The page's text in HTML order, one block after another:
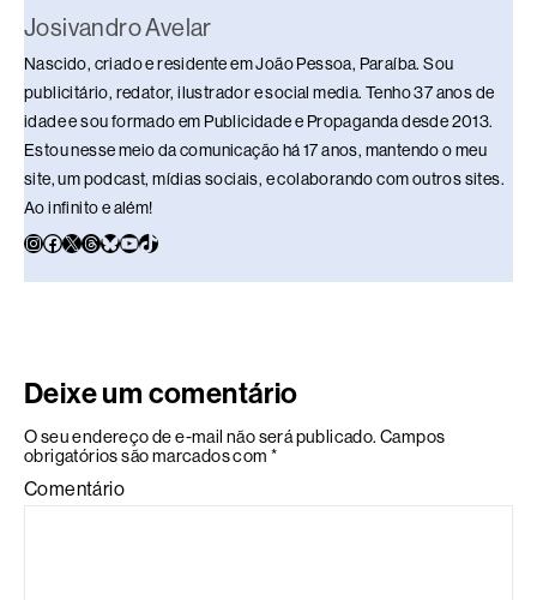
Josivandro Avelar
Nascido, criado e residente em João Pessoa, Paraíba. Sou
publicitário, redator, ilustrador e social media. Tenho 37 anos de
idade e sou formado em Publicidade e Propaganda desde 2013.
Estou nesse meio da comunicação há 17 anos, mantendo o meu
site, um podcast, mídias sociais, e colaborando com outros sites.
Ao infinito e além!
Deixe um comentário
O seu endereço de e-mail não será publicado. Campos
obrigatórios são marcados com *
Comentário